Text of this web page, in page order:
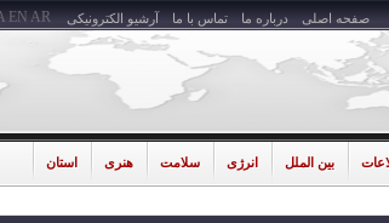
صفحه اصلی درباره ما تماس با ما آرشیو الکترونیکی EN AR
بین الملل انرژی سلامت هنری استان